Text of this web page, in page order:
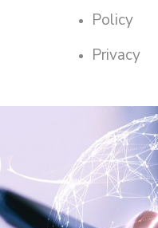
Policy
Privacy